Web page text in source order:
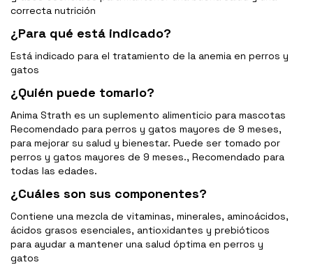
correcta nutrición
¿Para qué está indicado?
Está indicado para el tratamiento de la anemia en perros y
gatos
¿Quién puede tomarlo?
Anima Strath es un suplemento alimenticio para mascotas
Recomendado para perros y gatos mayores de 9 meses,
para mejorar su salud y bienestar. Puede ser tomado por
perros y gatos mayores de 9 meses., Recomendado para
todas las edades.
¿Cuáles son sus componentes?
Contiene una mezcla de vitaminas, minerales, aminoácidos,
ácidos grasos esenciales, antioxidantes y prebióticos
para ayudar a mantener una salud óptima en perros y
gatos